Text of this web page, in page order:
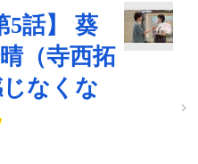
5話】 葵
（寺西拓
なくな